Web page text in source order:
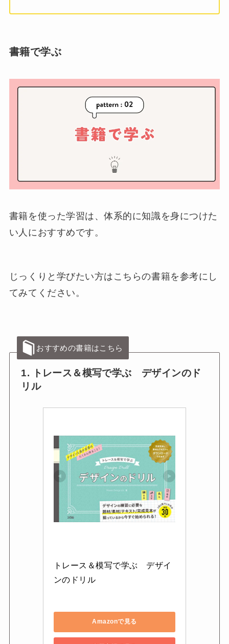
書籍で学ぶ
書籍を使った学習は、体系的に知識を身につけた
い人におすすめです。
じっくりと学びたい方はこちらの書籍を参考にし
てみてください。
おすすめの書籍はこちら
1. トレース＆模写で学ぶ デザインのド
リル
トレース＆模写で学ぶ　デザイ
ンのドリル
Amazonで見る